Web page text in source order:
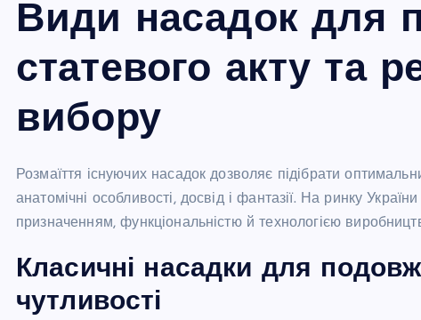
Види насадок для
статевого акту та
вибору
Розмаїття існуючих насадок дозволяє підібрати
анатомічні особливості, досвід і фантазії. На ринку
призначенням, функціональністю й технологією
Класичні насадки для
чутливості